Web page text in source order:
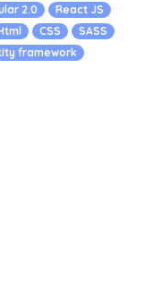
2.0
React JS
CSS
SASS
framework